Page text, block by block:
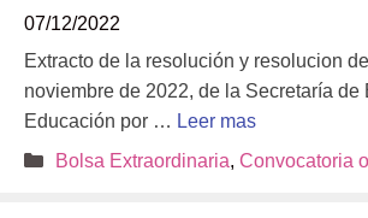
07/12/2022
Extracto de la resolución y resolucion
noviembre de 2022, de la Secretaría de
Educación por … Leer mas
Categorías
Bolsa Extraordinaria, Convocatoria